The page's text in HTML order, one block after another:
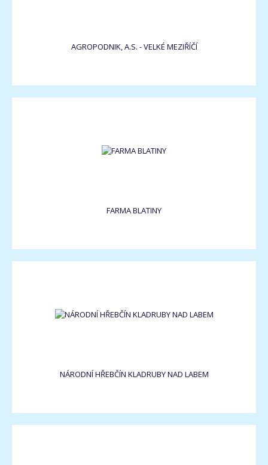
AGROPODNIK, A.S. - VELKÉ MEZIŘÍČÍ
FARMA BLATINY
NÁRODNÍ HŘEBČÍN KLADRUBY NAD LABEM